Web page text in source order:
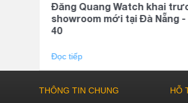
Đăng Quang Watch khai
showroom mới tại Đà Nẵng
40
Đọc tiếp
THÔNG TIN CHUNG HỖ